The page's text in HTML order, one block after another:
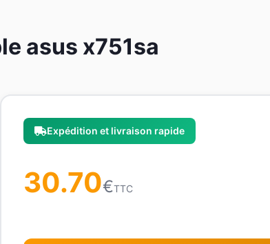
asus x751sa
Expédition et livraison rapide
30.70€TTC